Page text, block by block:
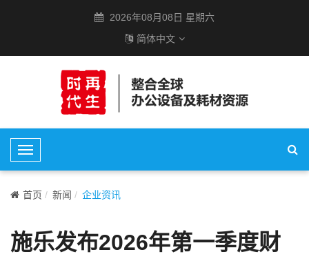
2026年08月08日 星期六
简体中文
T
o
g
e
N
首页 新闻 企业资讯
施乐发布2026年第一季度财